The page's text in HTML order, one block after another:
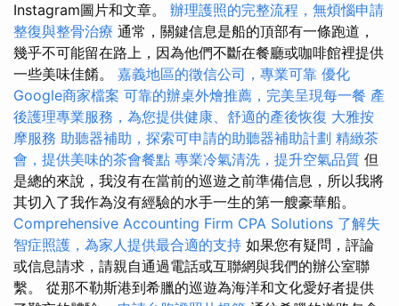
Instagram圖片和文章。 辦理護照的完整流程，無煩惱申請
整復與整骨治療 通常，關鍵信息是船的頂部有一條跑道，
幾乎不可能留在路上，因為他們不斷在餐廳或咖啡館裡提供
一些美味佳餚。 嘉義地區的徵信公司，專業可靠 優化
Google商家檔案 可靠的辦桌外燴推薦，完美呈現每一餐 產
後護理專業服務，為您提供健康、舒適的產後恢復 大雅按
摩服務 助聽器補助，探索可申請的助聽器補助計劃 精緻茶
會，提供美味的茶會餐點 專業冷氣清洗，提升空氣品質 但
是總的來說，我沒有在當前的巡遊之前準備信息，所以我將
其切入了我作為沒有經驗的水手一生的第一艘豪華船。
Comprehensive Accounting Firm CPA Solutions 了解失
智症照護，為家人提供最合適的支持 如果您有疑問，評論
或信息請求，請親自通過電話或互聯網與我們的辦公室聯
繫。 從那不勒斯港到希臘的巡遊為海洋和文化愛好者提供